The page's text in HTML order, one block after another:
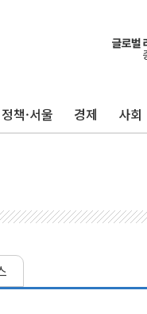
정책·서울 경제 사회